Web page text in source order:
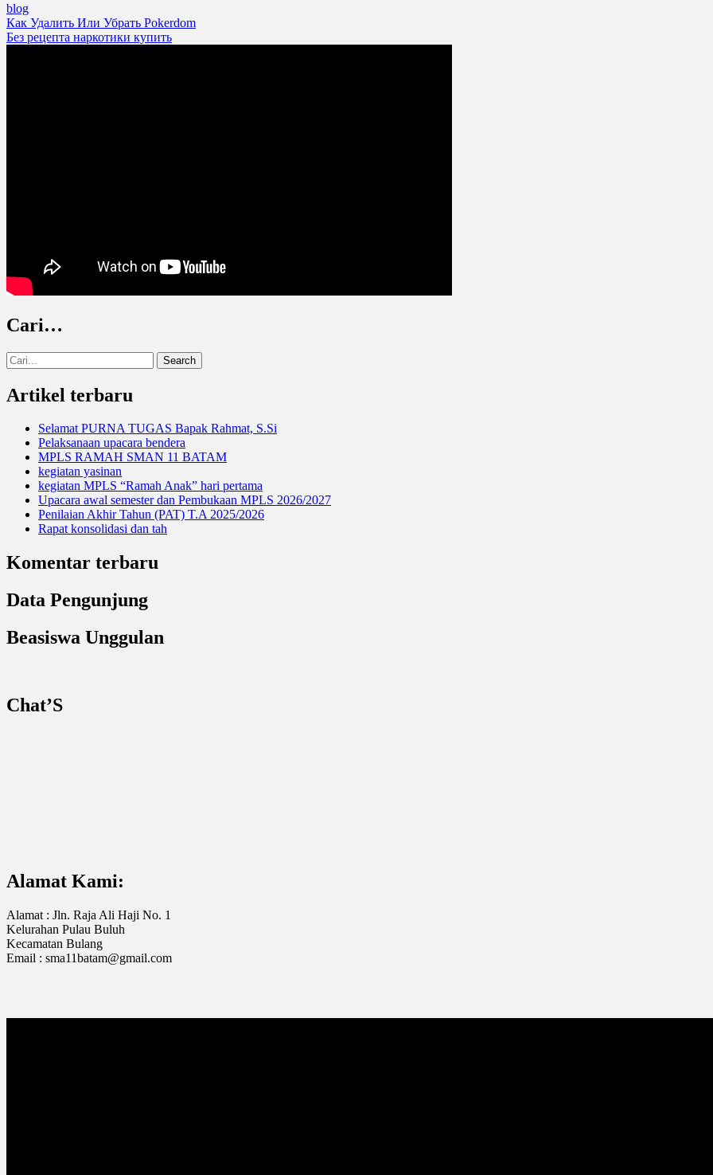
blog
Post
navigation
Как Удалить Или Убрать Pokerdom
Без рецепта наркотики купить
Cari…
Search
for:
Artikel terbaru
Selamat PURNA TUGAS Bapak Rahmat, S.Si
Pelaksanaan upacara bendera
MPLS RAMAH SMAN 11 BATAM
kegiatan yasinan
kegiatan MPLS “Ramah Anak” hari pertama
Upacara awal semester dan Pembukaan MPLS 2026/2027
Penilaian Akhir Tahun (PAT) T.A 2025/2026
Rapat konsolidasi dan tah
Komentar terbaru
Data Pengunjung
Beasiswa Unggulan
Chat’S
Alamat Kami:
Alamat : Jln. Raja Ali Haji No. 1
Kelurahan Pulau Buluh
Kecamatan Bulang
Email : sma11batam@gmail.com